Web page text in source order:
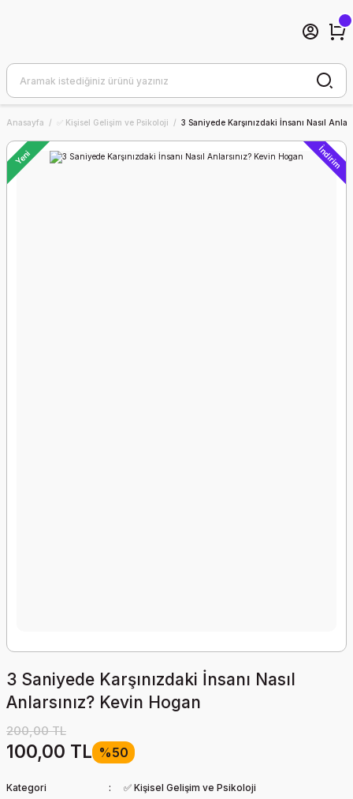
Anasayfa ✅ Kişisel Gelişim ve Psikoloji 3 Saniyede Karşınızdaki İnsanı Nasıl
Yeni İndirim
3 Saniyede Karşınızdaki İnsanı Nasıl
Anlarsınız? Kevin Hogan
200,00 TL
100,00 TL %50
Kategori
✅ Kişisel Gelişim ve Psikoloji